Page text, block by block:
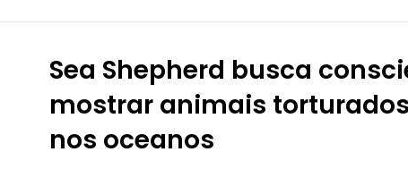
Sea Shepherd busca
mostrar animais
nos oceanos